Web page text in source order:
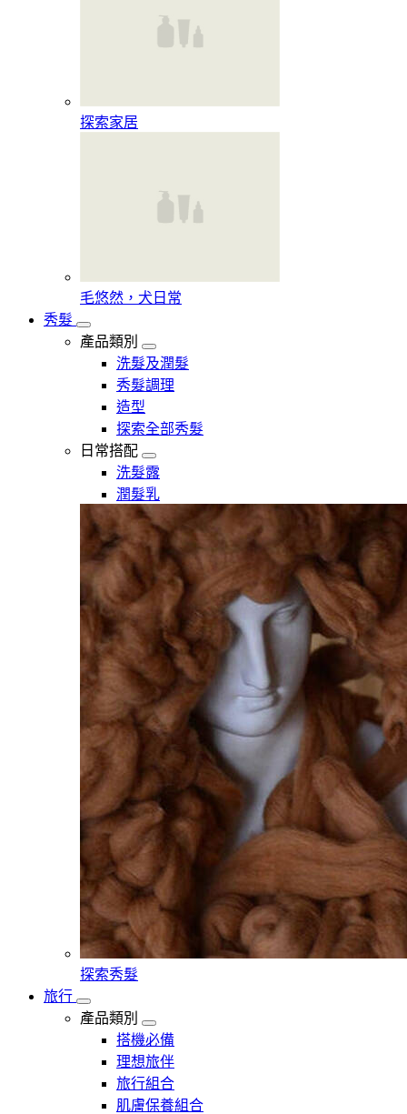
探索家居
毛悠然，犬日常
秀髮
產品類別
洗髮及潤髮
秀髮調理
造型
探索全部秀髮
日常搭配
洗髮露
潤髮乳
探索秀髮
旅行
產品類別
搭機必備
理想旅伴
旅行組合
肌膚保養組合